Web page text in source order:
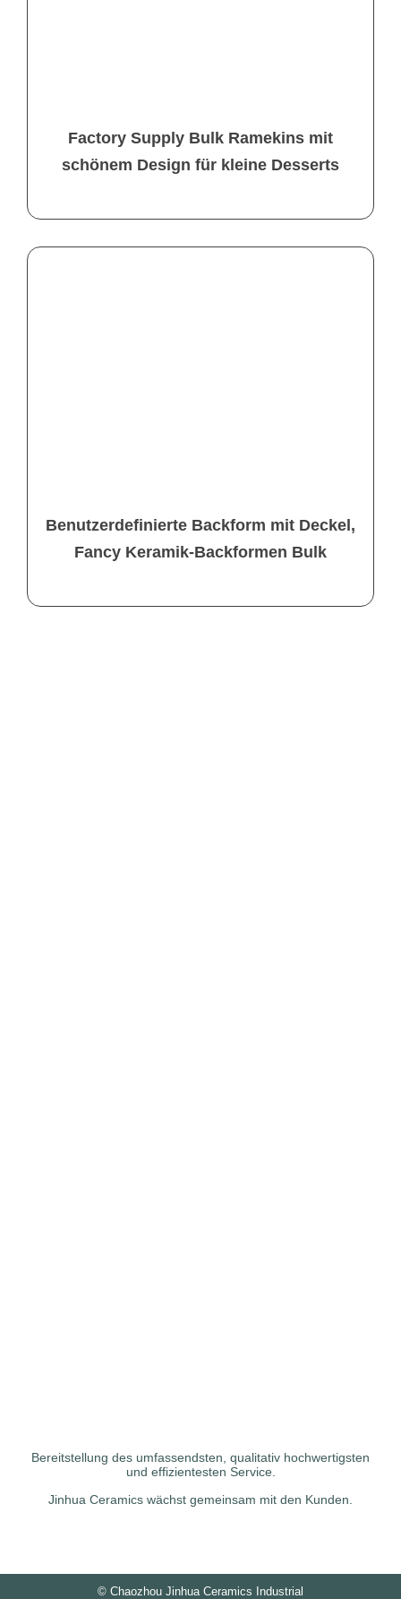
Factory Supply Bulk Ramekins mit
schönem Design für kleine Desserts
Benutzerdefinierte Backform mit Deckel,
Fancy Keramik-Backformen Bulk
Bereitstellung des umfassendsten, qualitativ hochwertigsten
und effizientesten Service.
Jinhua Ceramics wächst gemeinsam mit den Kunden.
© Chaozhou Jinhua Ceramics Industrial